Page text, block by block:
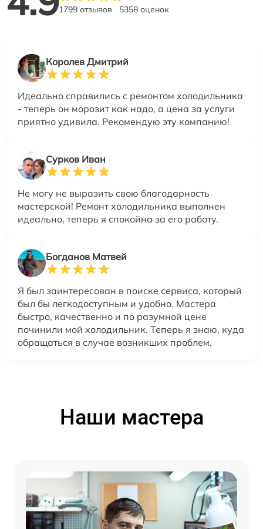
1799 отзывов 5358 оценок
Королев Дмитрий
Идеально справились с ремонтом холодильника
- теперь он морозит как надо, а цена за услуги
приятно удивила. Рекомендую эту компанию!
Сурков Иван
Не могу не выразить свою благодарность
мастерской! Ремонт холодильника выполнен
идеально, теперь я спокойна за его работу.
Богданов Матвей
Я был заинтересован в поиске сервиса, который
был бы легкодоступным и удобно. Мастера
быстро, качественно и по разумной цене
починили мой холодильник. Теперь я знаю, куда
обращаться в случае возникших проблем.
Наши мастера